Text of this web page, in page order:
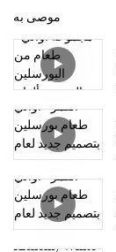
موصى به